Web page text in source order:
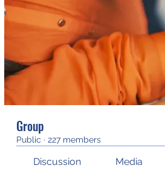
Group
Public · 227 members
Discussion Media